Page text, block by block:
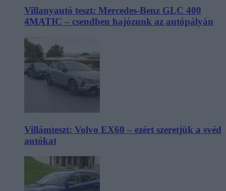
Villanyautó teszt: Mercedes-Benz GLC 400
4MATIC – csendben hajózunk az autópályán
Villámteszt: Volvo EX60 – ezért szeretjük a svéd
autókat